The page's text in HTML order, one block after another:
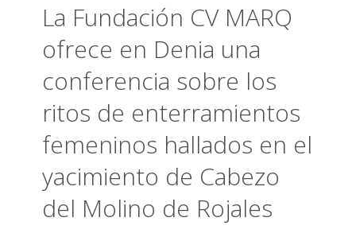
La Fundación CV MARQ
ofrece en Denia una
conferencia sobre los
ritos de enterramientos
femeninos hallados en el
yacimiento de Cabezo
del Molino de Rojales